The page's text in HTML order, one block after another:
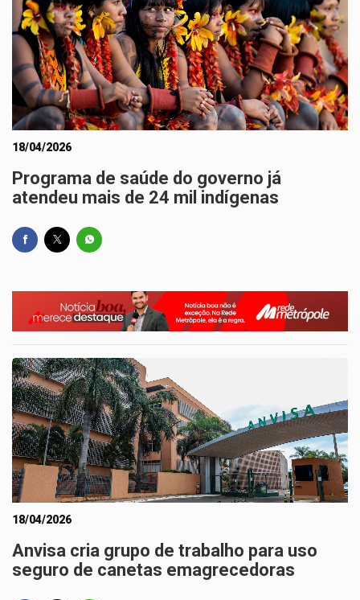
18/04/2026
Programa de saúde do governo já
atendeu mais de 24 mil indígenas
18/04/2026
Anvisa cria grupo de trabalho para uso
seguro de canetas emagrecedoras